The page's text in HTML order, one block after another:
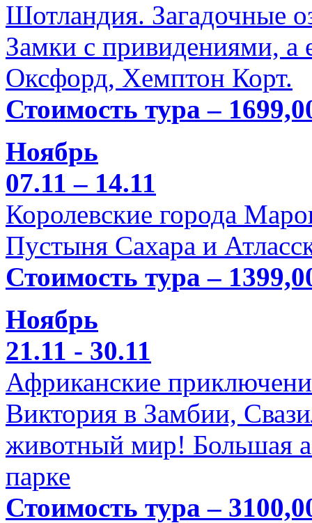
Шотландия. Загадочные
Замки с привидениями,
Оксфорд, Хемптон Корт.
Стоимость тура –
Ноябрь
07.11 – 14.11
Королевские города
Пустыня Сахара и
Стоимость тура –
Ноябрь
21.11 - 30.11
Африканские
Виктория в Замбии,
животный мир! Большая
парке
Стоимость тура –